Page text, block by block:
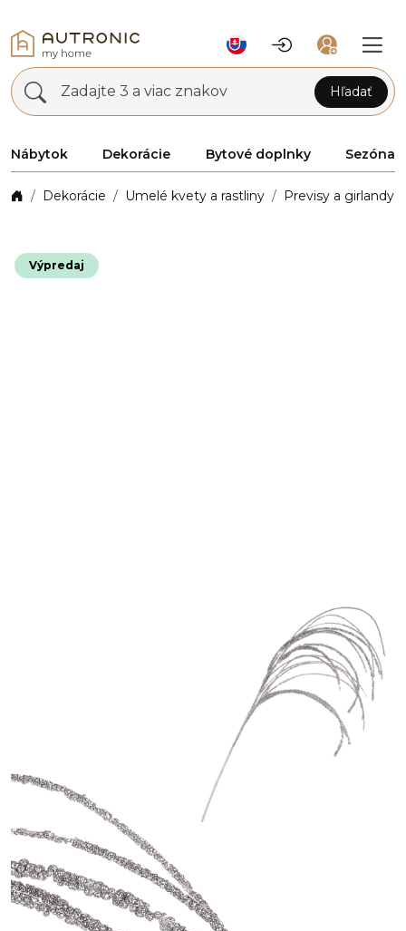
Zadajte 3 a viac znakov Hľadať
Nábytok Dekorácie Bytové doplnky Sezóna
Dekorácie Umelé kvety a rastliny Previsy a girlandy
Výpredaj